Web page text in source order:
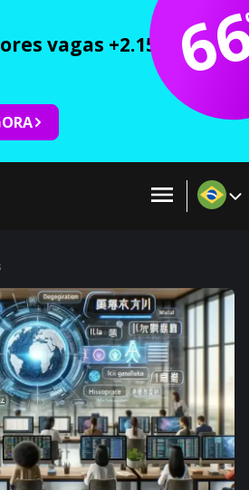
vagas +2.150 cursos